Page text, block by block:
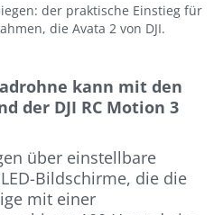
der praktische Einstieg für
die Avata 2 von DJI.
kann mit den
der DJI RC Motion 3
über einstellbare
Bildschirme, die die
mit einer